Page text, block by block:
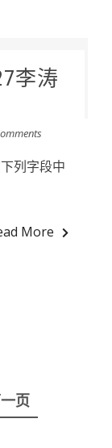
李涛
列字段中
More
页